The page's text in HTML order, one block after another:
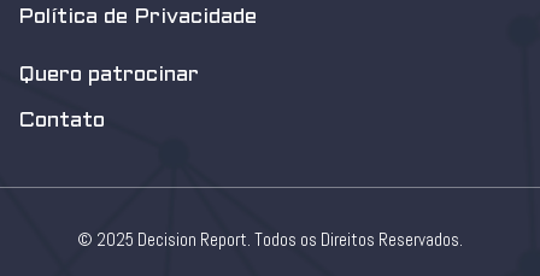
Política de Privacidade
Quero patrocinar
Contato
© 2025 Decision Report. Todos os Direitos Reservados.